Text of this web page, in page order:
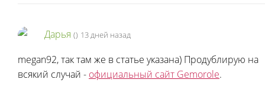
Дарья () 13 дней назад
megan92, так там же в статье указана) Продублирую на
всякий случай - официальный сайт Gemorole.